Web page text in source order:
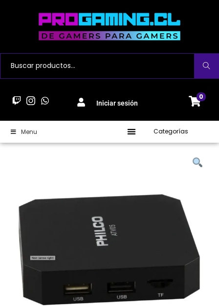
Buscar
Iniciar sesión
0
Menu Categorías